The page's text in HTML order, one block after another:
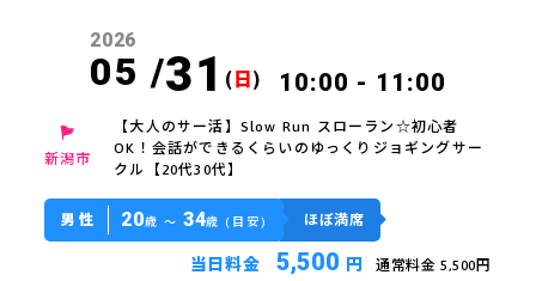
2026
05 /31 ( 日) 10:00 - 11:00
新潟市
【大人のサー活】Slow Run スローラン☆初心者
OK！会話ができるくらいのゆっくりジョギングサー
クル【20代30代】
男性 20歳 〜 34歳 (目安) ほぼ満席
当日料金 5,500 円 通常料金 5,500円